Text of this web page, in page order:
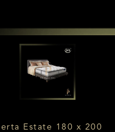
Estate 180 x 200